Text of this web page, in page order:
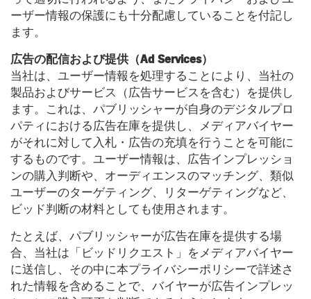
ーザー情報の保護にも十分配慮していることを付記し
ます。
広告の配信および提供（Ad Services）
当社は、ユーザー情報を処理することにより、当社の
製品およびサービス（広告サービスを含む）を提供し
ます。これは、パブリッシャーが自身のデジタルプロ
パティにおける広告在庫を提供し、メディアバイヤー
がそれに対して入札・広告の充填を行うことを可能に
するものです。ユーザー情報は、広告インプレッショ
ンの購入判断や、オーディエンスのマッチング、類似
ユーザーのターゲティング、リターゲティングなど、
ビッド判断の材料としても使用されます。
たとえば、パブリッシャーが広告在庫を提供する場
合、当社は「ビッドリクエスト」をメディアバイヤー
に送信し、その中に本プライバシーポリシーで詳述さ
れた情報を含めることで、バイヤーが広告インプレッ